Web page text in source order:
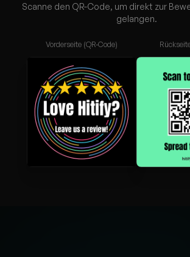
Scanne den QR-Code, um direkt zur
gelangen.
Vorderseite (QR-Code)